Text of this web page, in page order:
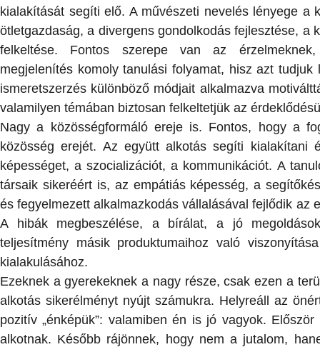
kialakítását segíti elő. A művészeti nevelés lényege a
ötletgazdaság, a divergens gondolkodás fejlesztése, a
felkeltése. Fontos szerepe van az
megjelenítés komoly tanulási folyamat, hisz azt tudjuk
ismeretszerzés különböző módjait alkalmazva
valamilyen témában biztosan felkeltetjük az
Nagy a közösségformáló ereje is. Fontos, hogy a
közösség erejét. Az együtt alkotás segíti kialakítani
képességet, a szocializációt, a kommunikációt. A
társaik sikeréért is, az empátiás képesség, a
és fegyelmezett alkalmazkodás vállalásával fejlődik az
A hibák megbeszélése, a bírálat, a jó
teljesítmény másik produktumaihoz való
kialakulásához.
Ezeknek a gyerekeknek a nagy része, csak ezen a
alkotás sikerélményt nyújt számukra. Helyreáll az
pozitív „énképük”: valamiben én is jó vagyok.
alkotnak. Később rájönnek, hogy nem a jutalom,